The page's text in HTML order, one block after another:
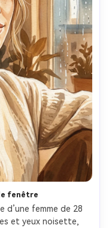
fenêtre
femme de 28
et yeux noisette,